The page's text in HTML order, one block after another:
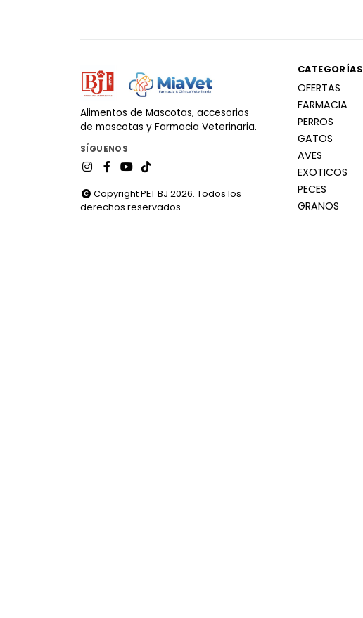
Alimentos de Mascotas, accesorios
de mascotas y Farmacia Veterinaria.
SÍGUENOS
Copyright PET BJ 2026. Todos los
derechos reservados.
CATEGORÍAS
OFERTAS
FARMACIA
PERROS
GATOS
AVES
EXOTICOS
PECES
GRANOS